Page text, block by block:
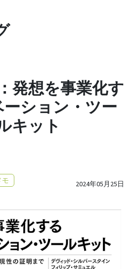
発想を事業化す
ーション・ツー
キット
モ 2024年05月25日